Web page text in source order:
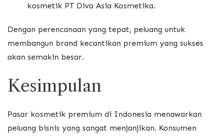
kosmetik PT Diva Asia Kosmetika.
Dengan perencanaan yang tepat, peluang untuk
membangun brand kecantikan premium yang sukses
akan semakin besar.
Kesimpulan
Pasar kosmetik premium di Indonesia menawarkan
peluang bisnis yang sangat menjanjikan. Konsumen